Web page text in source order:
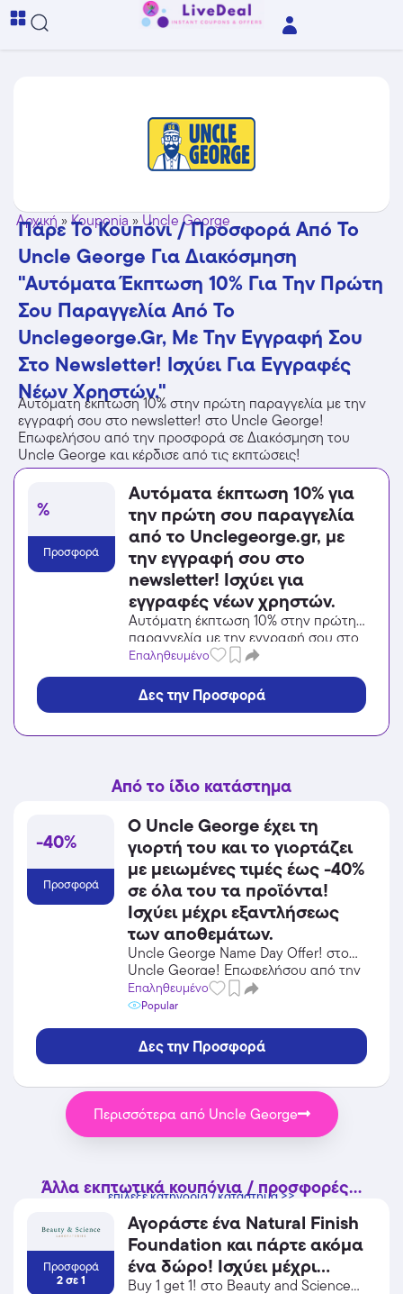
Αρχική »Kouponia » Uncle George
Πάρε Το Κουπόνι / Προσφορά Από Το
Uncle George Για Διακόσμηση
"Αυτόματα Έκπτωση 10% Για Την Πρώτη
Σου Παραγγελία Από Το
Unclegeorge.gr, Με Την Εγγραφή Σου
Στο Newsletter! Ισχύει Για Εγγραφές
Νέων Χρηστών."
Αυτόματη έκπτωση 10% στην πρώτη παραγγελία με την
εγγραφή σου στο newsletter! στο Uncle George!
Επωφελήσου από την προσφορά σε Διακόσμηση του
Uncle George και κέρδισε από τις εκπτώσεις!
%
Προσφορά
Αυτόματα έκπτωση 10% για
την πρώτη σου παραγγελία
από το Unclegeorge.gr, με
την εγγραφή σου στο
newsletter! Ισχύει για
εγγραφές νέων χρηστών.
Αυτόματη έκπτωση 10% στην πρώτη
παραγγελία με την εγγραφή σου στο
newsletter! στο Uncle George!
Επωφελήσου από την προσφορά σε
Διακόσμηση του Uncle George και
κέρδισε από τις εκπτώσεις!
Επαληθευμένο
Δες την Προσφορά
Από το ίδιο κατάστημα
-40%
Προσφορά
Ο Uncle George έχει τη
γιορτή του και το γιορτάζει
με μειωμένες τιμές έως -40%
σε όλα του τα προϊόντα!
Ισχύει μέχρι εξαντλήσεως
των αποθεμάτων.
Uncle George Name Day Offer! στο
Uncle George! Επωφελήσου από την
προσφορά σε Διακόσμηση του Uncle
George και κέρδισε από τις
Επαληθευμένο
Popular
Δες την Προσφορά
Περισσότερα από Uncle George
Άλλα εκπτωτικά κουπόνια / προσφορές...
επίλεξε κατηγορία / κατάστημα >>
Προσφορά
2 σε 1
Αγοράστε ένα Natural Finish
Foundation και πάρτε ακόμα
ένα δώρο! Ισχύει μέχρι
εξαντλήσεως των
Buy 1 get 1! στο Beauty and Science